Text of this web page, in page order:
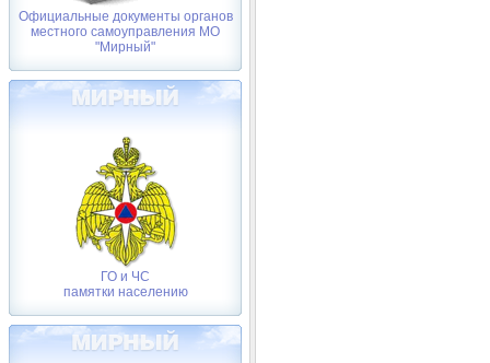
Официальные документы органов
местного самоуправления МО
"Мирный"
ГО и ЧС
памятки населению